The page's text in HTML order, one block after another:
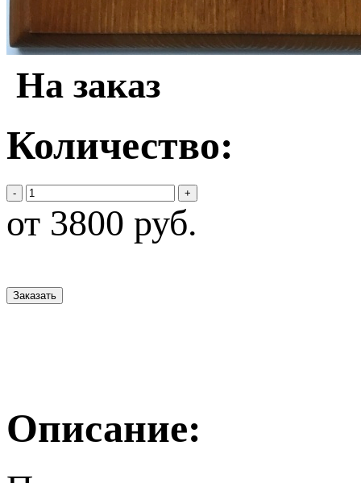
На заказ
Количество:
- +
от 3800 руб.
Заказать
Описание: